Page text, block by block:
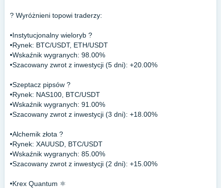
? Wyróżnieni topowi traderzy:
•Instytucjonalny wieloryb ?
•Rynek: BTC/USDT, ETH/USDT
•Wskaźnik wygranych: 98.00%
•Szacowany zwrot z inwestycji (5 dni): +20.00%
•Szeptacz pipsów ?
•Rynek: NAS100, BTC/USDT
•Wskaźnik wygranych: 91.00%
•Szacowany zwrot z inwestycji (3 dni): +18.00%
•Alchemik złota ?
•Rynek: XAUUSD, BTC/USDT
•Wskaźnik wygranych: 85.00%
•Szacowany zwrot z inwestycji (2 dni): +15.00%
•Krex Quantum ⚛️